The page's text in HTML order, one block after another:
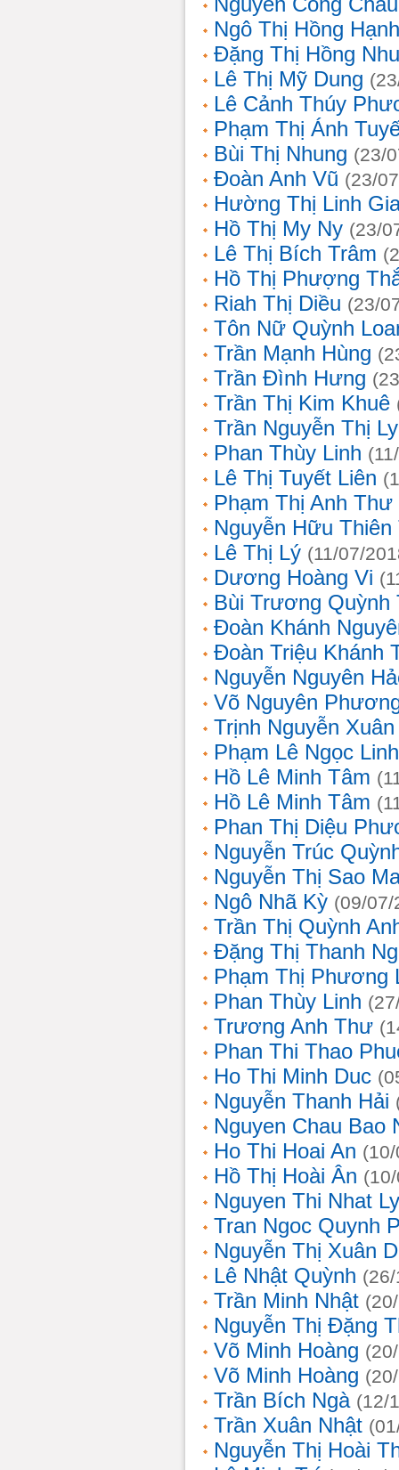
Ngô Thị Hồng Hạnh
Đặng Thị Hồng
Lê Thị Mỹ Dung
Lê Cảnh Thúy
Phạm Thị Ánh
Bùi Thị Nhung (23/
Đoàn Anh Vũ (23/
Hường Thị Linh
Hồ Thị My Ny (23/
Lê Thị Bích Trâm
Hồ Thị Phượng
Riah Thị Diều (23/
Tôn Nữ Quỳnh
Trần Mạnh Hùng
Trần Đình Hưng
Trần Thị Kim Khuê
Trần Nguyễn Thị
Phan Thùy Linh
Lê Thị Tuyết Liên
Phạm Thị Anh Thư
Nguyễn Hữu Thiên
Lê Thị Lý (11/07/
Dương Hoàng Vi
Bùi Trương Quỳnh
Đoàn Khánh
Đoàn Triệu Khánh
Nguyễn Nguyên
Võ Nguyên
Trịnh Nguyễn
Phạm Lê Ngọc Linh
Hồ Lê Minh Tâm
Hồ Lê Minh Tâm
Phan Thị Diệu
Nguyễn Trúc
Nguyễn Thị Sao
Ngô Nhã Kỳ (09/07/
Trần Thị Quỳnh
Đặng Thị Thanh
Phạm Thị Phương
Phan Thùy Linh
Trương Anh Thư
Phan Thi Thao
Ho Thi Minh Duc
Nguyễn Thanh Hải
Nguyen Chau Bao
Ho Thi Hoai An
Hồ Thị Hoài Ân
Nguyen Thi Nhat Ly
Tran Ngoc Quynh
Nguyễn Thị Xuân
Lê Nhật Quỳnh
Trần Minh Nhật
Nguyễn Thị Đặng
Võ Minh Hoàng
Võ Minh Hoàng
Trần Bích Ngà (12/
Trần Xuân Nhật
Nguyễn Thị Hoài